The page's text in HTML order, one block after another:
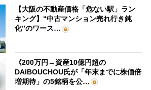
【大阪の不動産価格「危ない駅」ラン
キング】“中古マンション売れ行き鈍
化”のワース…
《200万円→資産10億円超の
DAIBOUCHOU氏が「年末までに株価倍
増期待」の5銘柄を公…